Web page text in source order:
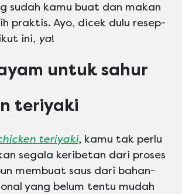
sudah kamu buat dan makan
praktis. Ayo, dicek dulu resep-
ini, ya!
untuk sahur
teriyaki
teriyaki, kamu tak perlu
segala keribetan dari proses
membuat saus dari bahan-
yang belum tentu mudah